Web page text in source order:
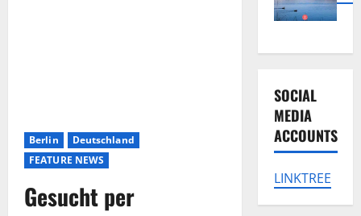
Berlin
Deutschland
FEATURE NEWS
Gesucht per
SOCIAL
MEDIA
ACCOUNTS
LINKTREE